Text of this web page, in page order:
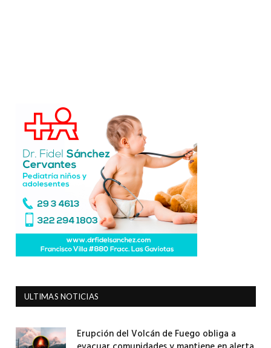
ULTIMAS NOTICIAS
Erupción del Volcán de Fuego obliga a